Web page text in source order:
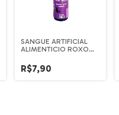
SANGUE ARTIFICIAL
ALIMENTICIO ROXO
R$7,90